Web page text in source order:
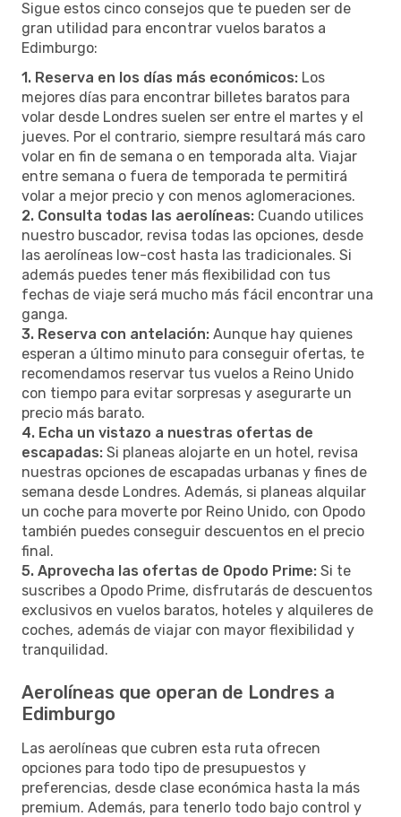
Sigue estos cinco consejos que te pueden ser de
gran utilidad para encontrar vuelos baratos a
Edimburgo:
1. Reserva en los días más económicos: Los
mejores días para encontrar billetes baratos para
volar desde Londres suelen ser entre el martes y el
jueves. Por el contrario, siempre resultará más caro
volar en fin de semana o en temporada alta. Viajar
entre semana o fuera de temporada te permitirá
volar a mejor precio y con menos aglomeraciones.
2. Consulta todas las aerolíneas: Cuando utilices
nuestro buscador, revisa todas las opciones, desde
las aerolíneas low-cost hasta las tradicionales. Si
además puedes tener más flexibilidad con tus
fechas de viaje será mucho más fácil encontrar una
ganga.
3. Reserva con antelación: Aunque hay quienes
esperan a último minuto para conseguir ofertas, te
recomendamos reservar tus vuelos a Reino Unido
con tiempo para evitar sorpresas y asegurarte un
precio más barato.
4. Echa un vistazo a nuestras ofertas de
escapadas: Si planeas alojarte en un hotel, revisa
nuestras opciones de escapadas urbanas y fines de
semana desde Londres. Además, si planeas alquilar
un coche para moverte por Reino Unido, con Opodo
también puedes conseguir descuentos en el precio
final.
5. Aprovecha las ofertas de Opodo Prime: Si te
suscribes a Opodo Prime, disfrutarás de descuentos
exclusivos en vuelos baratos, hoteles y alquileres de
coches, además de viajar con mayor flexibilidad y
tranquilidad.
Aerolíneas que operan de Londres a
Edimburgo
Las aerolíneas que cubren esta ruta ofrecen
opciones para todo tipo de presupuestos y
preferencias, desde clase económica hasta la más
premium. Además, para tenerlo todo bajo control y